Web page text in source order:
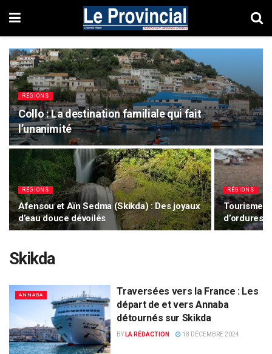
RÉGIONS
Collo : La destination familiale qui fait
l’unanimité
RÉGIONS
Afensou et Aïn Sedma (Skikda) : Des joyaux
d’eau douce dévoilés
RÉGIONS
Tourisme
d’ordures
Skikda
ANNABA
Traversées vers la France : Les
départ de et vers Annaba
détournés sur Skikda
BY LA RÉDACTION 18 DÉCEMBRE 2024